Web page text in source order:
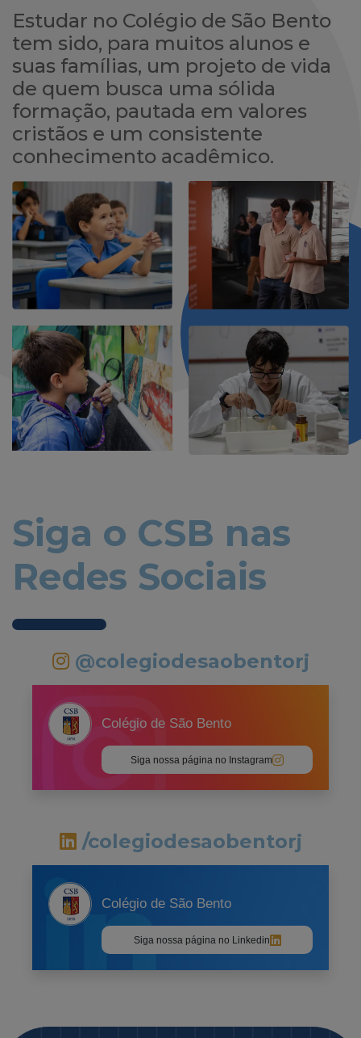
Estudar no Colégio de São Bento
tem sido, para muitos alunos e
suas famílias, um projeto de vida
de quem busca uma sólida
formação, pautada em valores
cristãos e um consistente
conhecimento acadêmico.
Siga o CSB nas
Redes Sociais
@colegiodesaobentorj
Colégio de São Bento
Siga nossa página no Instagram
/colegiodesaobentorj
Colégio de São Bento
Siga nossa página no Linkedin